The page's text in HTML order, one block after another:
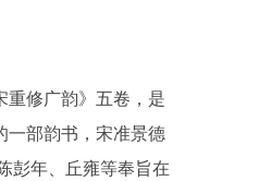
重修广韵》五卷，是
一部韵书，宋准景德
彭年、丘雍等奉旨在